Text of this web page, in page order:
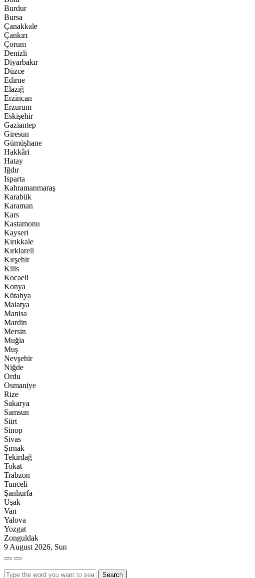
Burdur
Bursa
Çanakkale
Çankırı
Çorum
Denizli
Diyarbakır
Düzce
Edirne
Elazığ
Erzincan
Erzurum
Eskişehir
Gaziantep
Giresun
Gümüşhane
Hakkâri
Hatay
Iğdır
Isparta
Kahramanmaraş
Karabük
Karaman
Kars
Kastamonu
Kayseri
Kırıkkale
Kırklareli
Kırşehir
Kilis
Kocaeli
Konya
Kütahya
Malatya
Manisa
Mardin
Mersin
Muğla
Muş
Nevşehir
Niğde
Ordu
Osmaniye
Rize
Sakarya
Samsun
Siirt
Sinop
Sivas
Şırnak
Tekirdağ
Tokat
Trabzon
Tunceli
Şanlıurfa
Uşak
Van
Yalova
Yozgat
Zonguldak
9 August 2026, Sun
Search